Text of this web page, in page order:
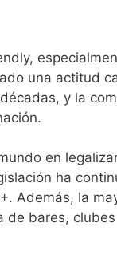
una actitud
y la
en
ha
Además, la
bares,